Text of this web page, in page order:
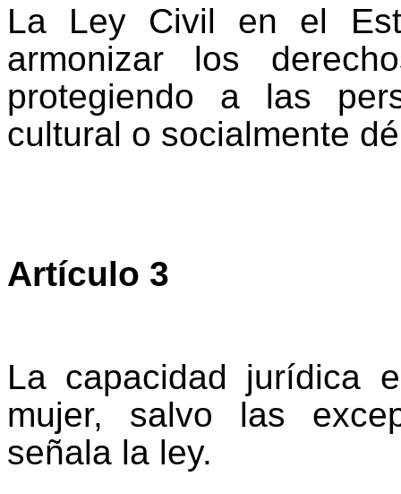
La Ley Civil en el
armonizar los
protegiendo a las
cultural o socialmente
Artículo 3
La capacidad jurídica
mujer, salvo las
señala la ley.